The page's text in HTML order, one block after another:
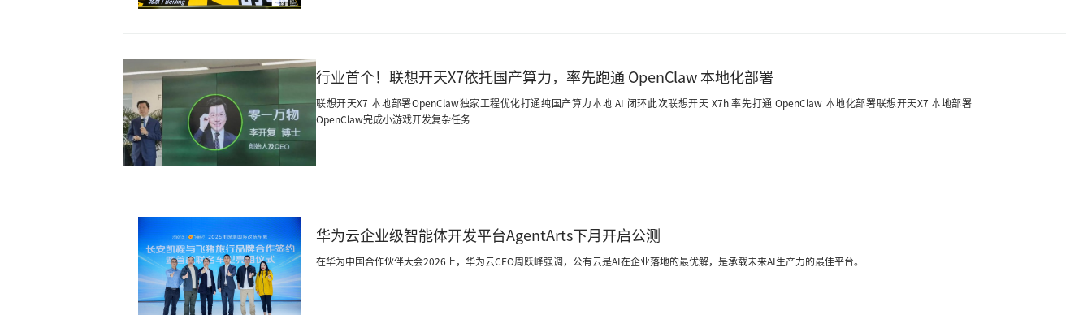
行业首个！联想开天X7依托国产算力，率先跑通 OpenClaw 本地化部署
联想开天X7 本地部署OpenClaw独家工程优化打通纯国产算力本地 AI 闭环此次联想开天 X7h 率先打通 OpenClaw 本地化部署联想开天X7 本地部署
OpenClaw完成小游戏开发复杂任务
华为云企业级智能体开发平台AgentArts下月开启公测
在华为中国合作伙伴大会2026上，华为云CEO周跃峰强调，公有云是AI在企业落地的最优解，是承载未来AI生产力的最佳平台。